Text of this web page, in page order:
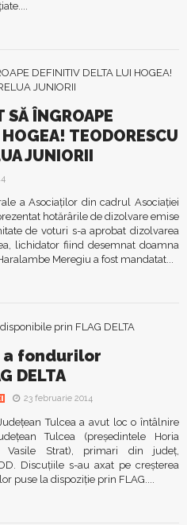
SĂ ÎNGROAPE
TEODORESCU
JUNIORII
a Asociaţilor din cadrul Asociaţiei
hotărârile de dizolvare emise
de voturi s-a aprobat dizolvarea
lichidator fiind desemnat doamna
Meregiu a fost mandatat...
a fondurilor
DELTA
23 februarie 2014
Tulcea a avut loc o întâlnire
Tulcea (preşedintele Horia
Vasile Strat), primari din judeţ,
Discuţiile s-au axat pe creşterea
puse la dispoziţie prin FLAG....